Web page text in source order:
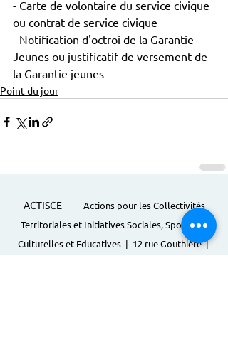
- Carte de volontaire du service civique
ou contrat de service civique
- Notification d'octroi de la Garantie
Jeunes ou justificatif de versement de
la Garantie jeunes
Point du jour
ACTISCE
Actions pour les Collectivités
Territoriales et Initiatives Sociales, Sportives,
Culturelles et Educatives | 12 rue Gouthière |